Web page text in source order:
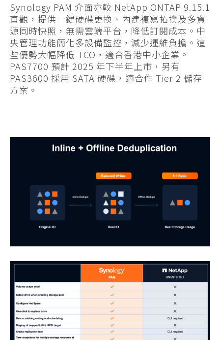
Synology PAM 介面亦較 NetApp ONTAP 9.15.1
直觀，提供一鍵硬碟更換、內建複寫拓撲及多資
源同時快照，無需雲端平台，降低訂閱成本。中
央管理功能簡化多設備監控，減少運維負擔。這
些優勢大幅降低 TCO，適合香港中小企業。
PAS7700 預計 2025 年下半年上市，另有
PAS3600 採用 SATA 硬碟，適合作 Tier 2 儲存
方案。